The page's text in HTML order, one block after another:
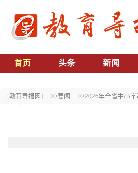
首页 头条 新闻
[教育导报网] >>要闻 >>2026年全省中小